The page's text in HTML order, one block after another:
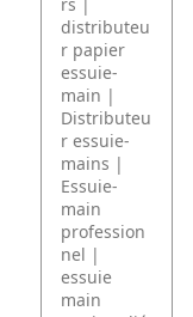
distributeu
r papier
essuie-
main |
Distributeu
r essuie-
mains |
Essuie-
main
profession
nel |
essuie
main